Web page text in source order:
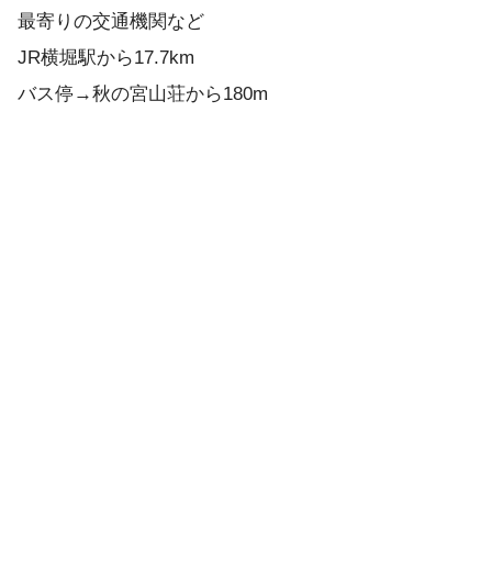
最寄りの交通機関など
JR横堀駅から17.7km
バス停→秋の宮山荘から180m